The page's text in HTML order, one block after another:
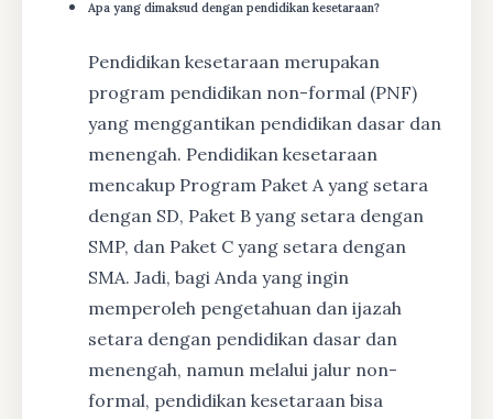
Apa yang dimaksud dengan pendidikan kesetaraan?
Pendidikan kesetaraan merupakan
program pendidikan non-formal (PNF)
yang menggantikan pendidikan dasar dan
menengah. Pendidikan kesetaraan
mencakup Program Paket A yang setara
dengan SD, Paket B yang setara dengan
SMP, dan Paket C yang setara dengan
SMA. Jadi, bagi Anda yang ingin
memperoleh pengetahuan dan ijazah
setara dengan pendidikan dasar dan
menengah, namun melalui jalur non-
formal, pendidikan kesetaraan bisa